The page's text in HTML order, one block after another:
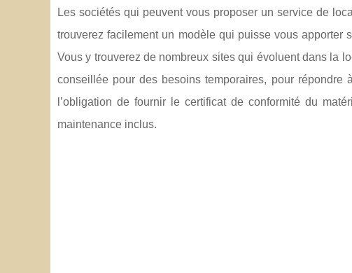
Les sociétés qui peuvent vous proposer un service de
trouverez facilement un modèle qui puisse vous apporter
Vous y trouverez de nombreux sites qui évoluent dans la
conseillée pour des besoins temporaires, pour
l’obligation de fournir le certificat de conformité du
maintenance inclus.